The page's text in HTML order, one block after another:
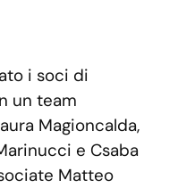
i soci di
un team
Magioncalda,
e Csaba
Matteo